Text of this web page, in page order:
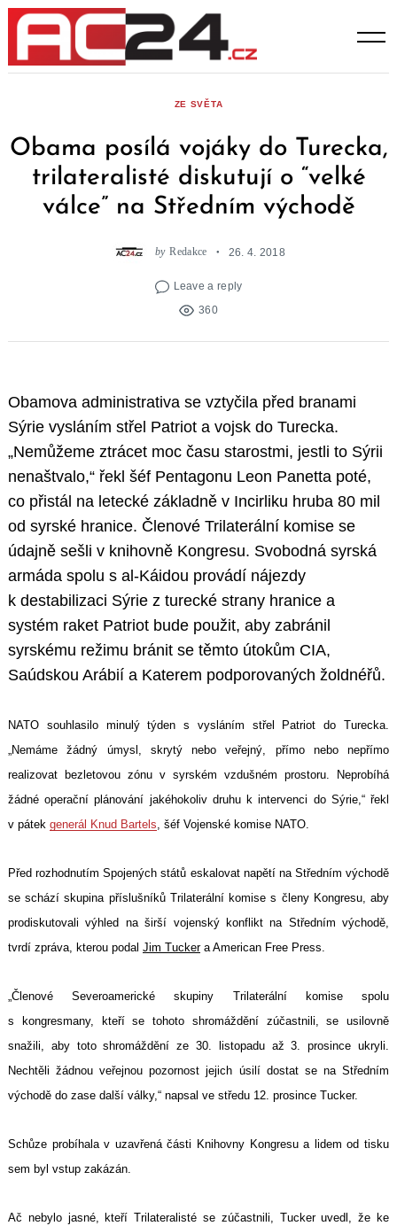
Skip
content
ZE SVĚTA
Obama posílá vojáky do Turecka,
trilateralisté diskutují o “velké
válce” na Středním východě
by Redakce 26. 4. 2018
Leave a reply
360
Obamova administrativa se vztyčila před branami
Sýrie vysláním střel Patriot a vojsk do Turecka.
„Nemůžeme ztrácet moc času starostmi, jestli to Sýrii
nenaštvalo,“ řekl šéf Pentagonu Leon Panetta poté,
co přistál na letecké základně v Incirliku hruba 80 mil
od syrské hranice. Členové Trilaterální komise se
údajně sešli v knihovně Kongresu. Svobodná syrská
armáda spolu s al-Káidou provádí nájezdy
k destabilizaci Sýrie z turecké strany hranice a
systém raket Patriot bude použit, aby zabránil
syrskému režimu bránit se těmto útokům CIA,
Saúdskou Arábií a Katerem podporovaných žoldnéřů.
NATO souhlasilo minulý týden s vysláním střel Patriot do Turecka.
„Nemáme žádný úmysl, skrytý nebo veřejný, přímo nebo nepřímo
realizovat bezletovou zónu v syrském vzdušném prostoru. Neprobíhá
žádné operační plánování jakéhokoliv druhu k intervenci do Sýrie,“ řekl
v pátek generál Knud Bartels, šéf Vojenské komise NATO.
Před rozhodnutím Spojených států eskalovat napětí na Středním východě
se schází skupina příslušníků Trilaterální komise s členy Kongresu, aby
prodiskutovali výhled na širší vojenský konflikt na Středním východě,
tvrdí zpráva, kterou podal Jim Tuckera American Free Press.
„Členové Severoamerické skupiny Trilaterální komise spolu
s kongresmany, kteří se tohoto shromáždění zúčastnili, se usilovně
snažili, aby toto shromáždění ze 30. listopadu až 3. prosince ukryli.
Nechtěli žádnou veřejnou pozornost jejich úsilí dostat se na Středním
východě do zase další války,“ napsal ve středu 12. prosince Tucker.
Schůze probíhala v uzavřená části Knihovny Kongresu a lidem od tisku
sem byl vstup zakázán.
Ač nebylo jasné, kteří Trilateralisté se zúčastnili, Tucker uvedl, že ke